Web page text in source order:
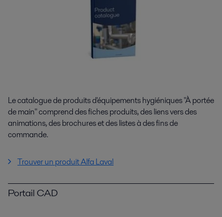
Le catalogue de produits d'équipements hygiéniques "À portée
de main" comprend des fiches produits, des liens vers des
animations, des brochures et des listes à des fins de
commande.
Trouver un produit Alfa Laval
Portail CAD